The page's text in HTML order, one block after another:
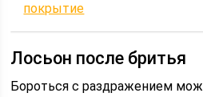
покрытие
Лосьон после бритья
Бороться с раздражением